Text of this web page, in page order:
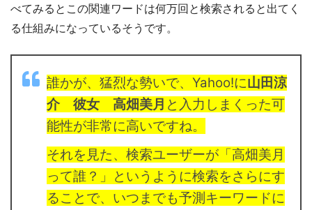
べてみるとこの関連ワードは何万回と検索されると出てく
る仕組みになっているそうです。
誰かが、猛烈な勢いで、Yahoo!に山田涼
介 彼女 高畑美月 と入力しまくった可
能性が非常に高いですね。
それを見た、検索ユーザーが 「高畑美月
って誰？」
というように検索をさらにす
ることで、いつまでも予測キーワードに